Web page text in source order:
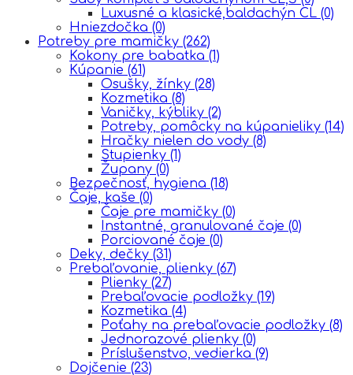
Luxusné a klasické,baldachýn CL (0)
Hniezdočka (0)
Potreby pre mamičky (262)
Kokony pre babatka (1)
Kúpanie (61)
Osušky, žínky (28)
Kozmetika (8)
Vaničky, kýbliky (2)
Potreby, pomôcky na kúpanieliky (14)
Hračky nielen do vody (8)
Stupienky (1)
Župany (0)
Bezpečnosť, hygiena (18)
Čaje, kaše (0)
Čaje pre mamičky (0)
Instantné, granulované čaje (0)
Porciované čaje (0)
Deky, dečky (31)
Prebaľovanie, plienky (67)
Plienky (27)
Prebaľovacie podložky (19)
Kozmetika (4)
Poťahy na prebaľovacie podložky (8)
Jednorazové plienky (0)
Príslušenstvo, vedierka (9)
Dojčenie (23)